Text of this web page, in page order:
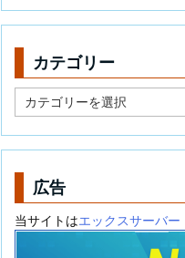
カテゴリー
テ
リ
広告
当サイトはエックスサーバー